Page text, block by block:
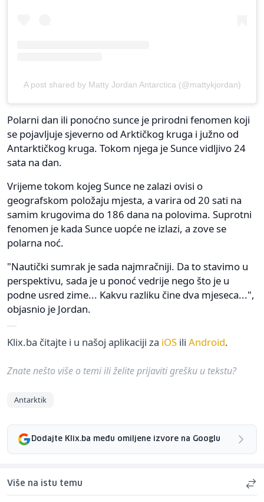
A post shared by Matty Jordan Antarctica (@mattykjordan)
Polarni dan ili ponoćno sunce je prirodni fenomen koji
se pojavljuje sjeverno od Arktičkog kruga i južno od
Antarktičkog kruga. Tokom njega je Sunce vidljivo 24
sata na dan.
Vrijeme tokom kojeg Sunce ne zalazi ovisi o
geografskom položaju mjesta, a varira od 20 sati na
samim krugovima do 186 dana na polovima. Suprotni
fenomen je kada Sunce uopće ne izlazi, a zove se
polarna noć.
"Nautički sumrak je sada najmračniji. Da to stavimo u
perspektivu, sada je u ponoć vedrije nego što je u
podne usred zime... Kakvu razliku čine dva mjeseca...",
objasnio je Jordan.
Klix.ba čitajte i u našoj aplikaciji za iOS ili Android.
Znate nešto više o temi ili želite prijaviti grešku u tekstu?
Antarktik
Dodajte Klix.ba među omiljene izvore na Googlu
Više na istu temu